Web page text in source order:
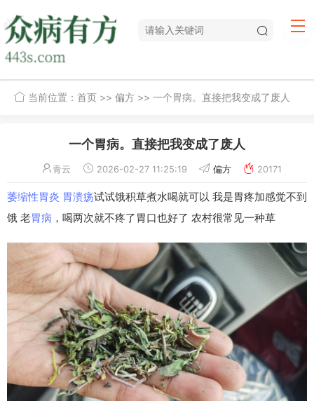
当前位置： 首页 >> 偏方 >> 一个胃病。直接把我变成了废人
一个胃病。直接把我变成了废人
青云 2026-02-27 11:25:19 偏方 20171
萎缩性胃炎 胃溃疡试试饿积草煮水喝就可以 我是胃疼加感觉不到
饿 老胃病 ，喝两次就不疼了胃口也好了 农村很常见一种草